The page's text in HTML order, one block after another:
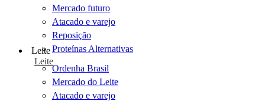
Mercado futuro
Atacado e varejo
Reposição
Proteínas Alternativas
Leite
Leite
Ordenha Brasil
Mercado do Leite
Atacado e varejo